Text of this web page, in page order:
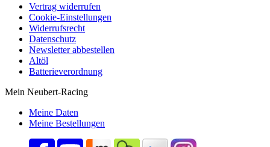
Vertrag widerrufen
Cookie-Einstellungen
Widerrufsrecht
Datenschutz
Newsletter abbestellen
Altöl
Batterieverordnung
Mein Neubert-Racing
Meine Daten
Meine Bestellungen